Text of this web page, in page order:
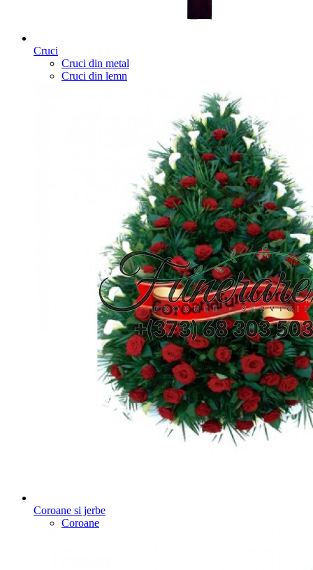
Cruci
Cruci din metal
Cruci din lemn
Coroane si jerbe
Coroane